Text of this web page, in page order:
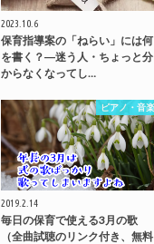
2023.10.6
保育指導案の「ねらい」には何
を書く？―迷う人・ちょっと分
からなくなってし…
ピアノ・音楽
2019.2.14
毎日の保育で使える3月の歌
（全曲試聴のリンク付き、無料